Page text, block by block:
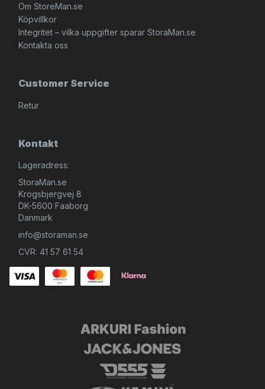
Om StoreMan.se
Köpvillkor
Integritet – vilka uppgifter sparar StoraMan.se
Kontakta oss
Customer Service
Retur
Kontakt
Lageradress:
StoraMan.se
Krogsbjergvej 8
DK-5600 Faaborg
Danmark
info@storaman.se
CVR: 41 57 61 54